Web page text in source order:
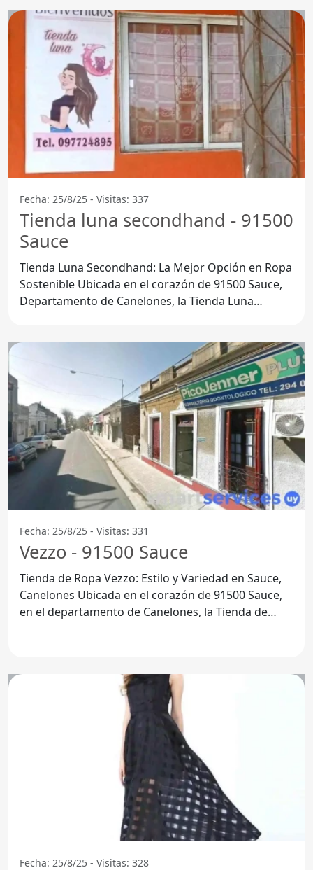
Fecha: 25/8/25 - Visitas: 337
Tienda luna secondhand - 91500
Sauce
Tienda Luna Secondhand: La Mejor Opción en Ropa
Sostenible Ubicada en el corazón de 91500 Sauce,
Departamento de Canelones, la Tienda Luna
Fecha: 25/8/25 - Visitas: 331
Vezzo - 91500 Sauce
Tienda de Ropa Vezzo: Estilo y Variedad en Sauce,
Canelones Ubicada en el corazón de 91500 Sauce,
en el departamento de Canelones, la Tienda de
Fecha: 25/8/25 - Visitas: 328